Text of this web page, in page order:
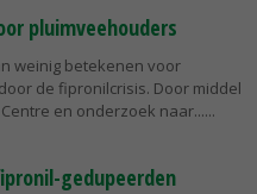
pluimveehouders
weinig betekenen voor
de fipronilcrisis. Door middel
en onderzoek naar...
gedupeerden